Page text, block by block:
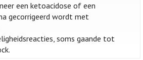
een ketoacidose of een
gecorrigeerd wordt met
soms gaande tot